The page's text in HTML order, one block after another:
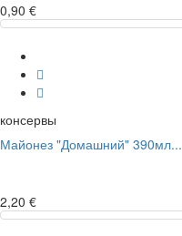
0,90 €
консервы
Майонез "Домашний" 390мл...
2,20 €